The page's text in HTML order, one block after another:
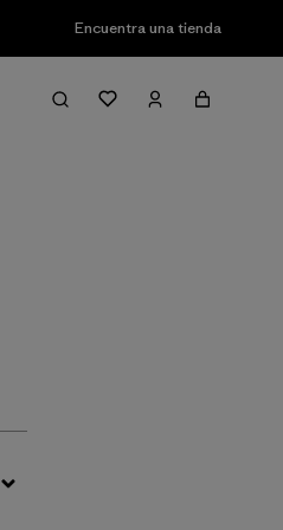
Encuentra una tienda
Filter & Sort